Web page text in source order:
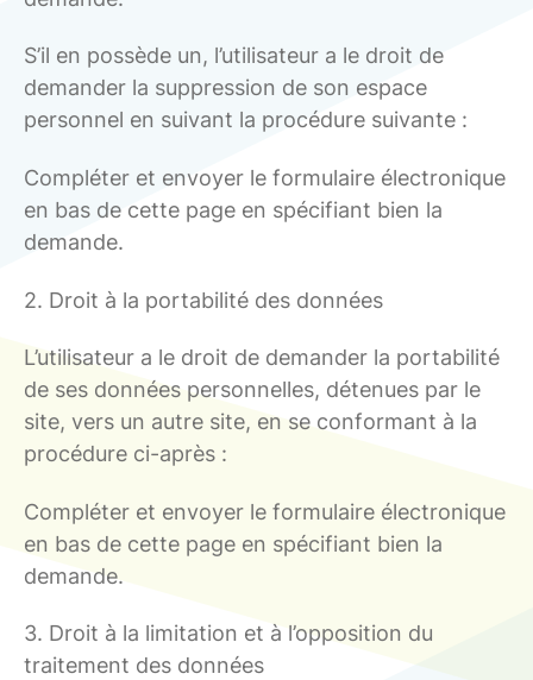
S’il en possède un, l’utilisateur a le droit de
demander la suppression de son espace
personnel en suivant la procédure suivante :
Compléter et envoyer le formulaire électronique
en bas de cette page en spécifiant bien la
demande.
2. Droit à la portabilité des données
L’utilisateur a le droit de demander la portabilité
de ses données personnelles, détenues par le
site, vers un autre site, en se conformant à la
procédure ci-après :
Compléter et envoyer le formulaire électronique
en bas de cette page en spécifiant bien la
demande.
3. Droit à la limitation et à l’opposition du
traitement des données